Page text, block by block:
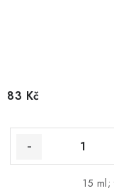
83 Kč
15 ml;